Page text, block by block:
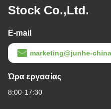
Stock Co.,Ltd.
E-mail
marketing@junhe-
Ώρα εργασίας
8:00-17:30